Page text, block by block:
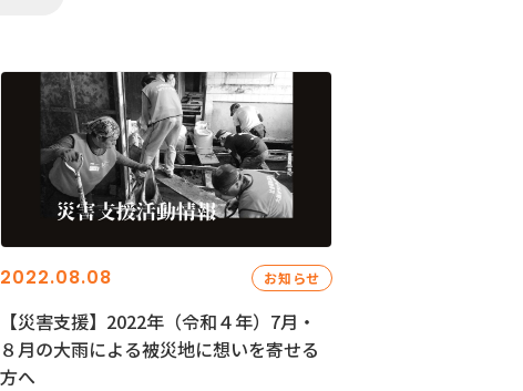
2022.08.08 お知らせ
【災害支援】2022年（令和４年）7月・
８月の大雨による被災地に想いを寄せる
方へ